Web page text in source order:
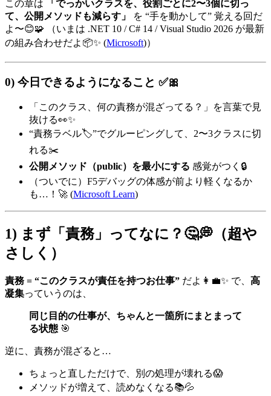
この章は
「でっかいクラスを、役割ごとに2〜3個に切っ
て、公開メソッドも減らす」
を “手を動かして” 覚える回だ
よ〜😊🧩 （いまは .NET 10 / C# 14 / Visual Studio 2026 が最新
の組み合わせだよ📦✨ (Microsoft)）
0) 今日できるようになること ✅🎀
「このクラス、何の責務が混ざってる？」を言葉で見
抜ける👀✨
“責務ラベル🏷️”でグルーピングして、2〜3クラスに切
れる✂️
公開メソッド（public）を最小にする 感覚がつく🔒
（ついでに）F5デバッグの体感が前より軽くなるか
も…！🚀 (Microsoft Learn)
1) まず「責務」ってなに？🤔💭（超や
さしく）
責務 = “このクラスが責任を持つお仕事” だよ👩‍💼✨ で、 高
凝集っていうのは、
同じ目的の仕事が、ちゃんと一箇所にまとまって
る状態 🎯
逆に、責務が混ざると…
ちょっと直しただけで、別の処理が壊れる😱
メソッドが増えて、読めなくなる📚💦